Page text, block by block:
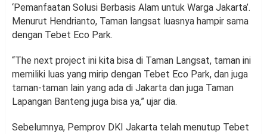
‘Pemanfaatan Solusi Berbasis Alam untuk Warga Jakarta’.
Menurut Hendrianto, Taman langsat luasnya hampir sama
dengan Tebet Eco Park.
“The next project ini kita bisa di Taman Langsat, taman ini
memiliki luas yang mirip dengan Tebet Eco Park, dan juga
taman-taman lain yang ada di Jakarta dan juga Taman
Lapangan Banteng juga bisa ya,” ujar dia.
Sebelumnya, Pemprov DKI Jakarta telah menutup Tebet